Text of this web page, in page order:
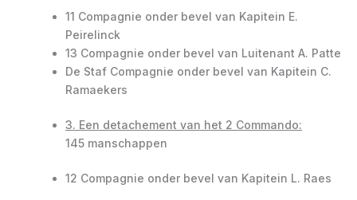
11 Compagnie onder bevel van Kapitein E.
Peirelinck
13 Compagnie onder bevel van Luitenant A. Patte
De Staf Compagnie onder bevel van Kapitein C.
Ramaekers
3. Een detachement van het 2 Commando:
145 manschappen
12 Compagnie onder bevel van Kapitein L. Raes